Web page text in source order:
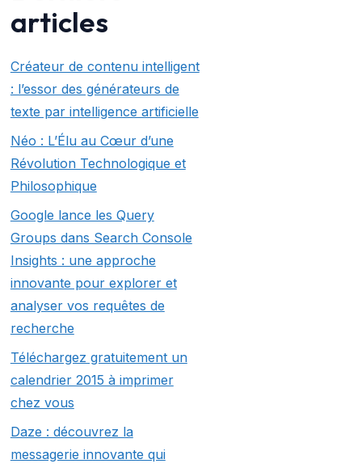
articles
Créateur de contenu intelligent
: l’essor des générateurs de
texte par intelligence artificielle
Néo : L’Élu au Cœur d’une
Révolution Technologique et
Philosophique
Google lance les Query
Groups dans Search Console
Insights : une approche
innovante pour explorer et
analyser vos requêtes de
recherche
Téléchargez gratuitement un
calendrier 2015 à imprimer
chez vous
Daze : découvrez la
messagerie innovante qui